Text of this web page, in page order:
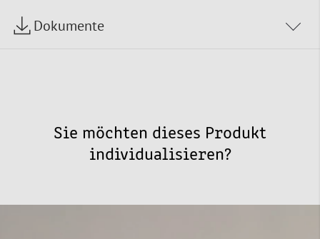
Dokumente
Sie möchten dieses Produkt
individualisieren?